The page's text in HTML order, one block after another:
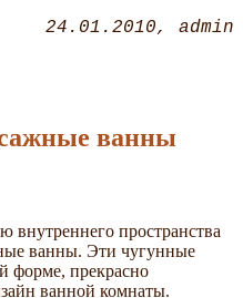
24.01.2010 admin
ванны
пространства
ванны. Эти чугунные
форме, прекрасно
ванной комнаты.